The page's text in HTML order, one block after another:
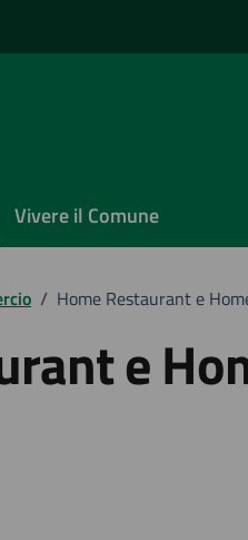
Vivere il Comune
/ Home Restaurant e
e